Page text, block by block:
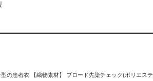
の患者衣 【織物素材】 ブロード先染チェック(ポリエステ